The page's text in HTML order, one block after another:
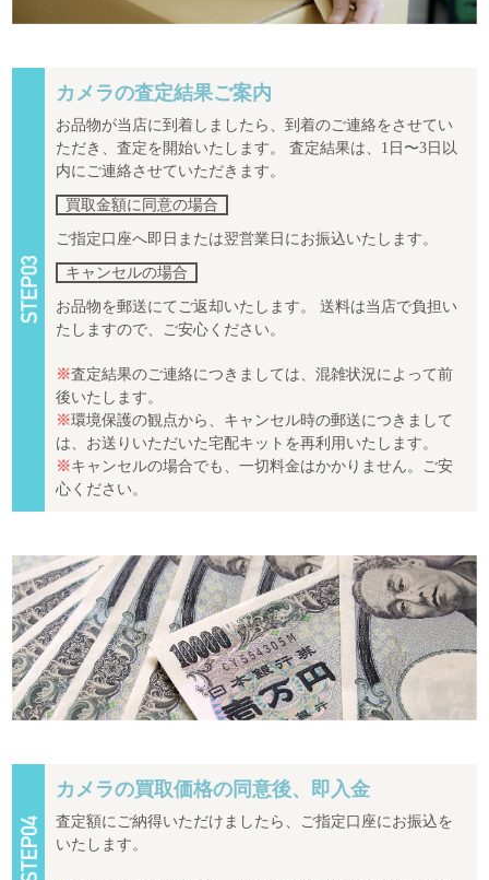
カメラの査定結果ご案内
お品物が当店に到着しましたら、到着のご連絡をさせてい
ただき、査定を開始いたします。 査定結果は、1日〜3日以
内にご連絡させていただきます。
買取金額に同意の場合
ご指定口座へ即日または翌営業日にお振込いたします。
キャンセルの場合
お品物を郵送にてご返却いたします。 送料は当店で負担い
たしますので、ご安心ください。
※査定結果のご連絡につきましては、混雑状況によって前
後いたします。
※環境保護の観点から、キャンセル時の郵送につきまして
は、お送りいただいた宅配キットを再利用いたします。
※キャンセルの場合でも、一切料金はかかりません。ご安
心ください。
カメラの買取価格の同意後、即入金
査定額にご納得いただけましたら、ご指定口座にお振込を
いたします。